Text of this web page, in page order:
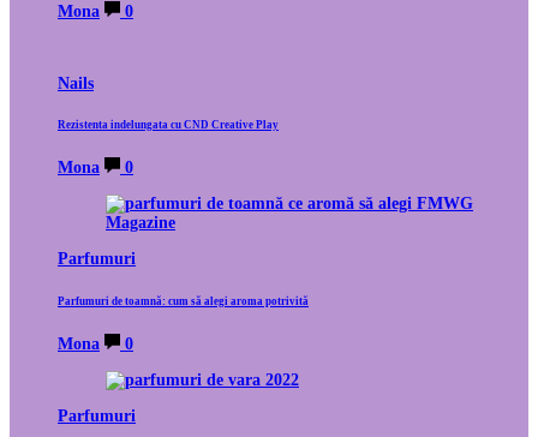
Mona 0
Nails
Rezistenta indelungata cu CND Creative Play
Mona 0
Parfumuri
Parfumuri de toamnă: cum să alegi aroma potrivită
Mona 0
Parfumuri